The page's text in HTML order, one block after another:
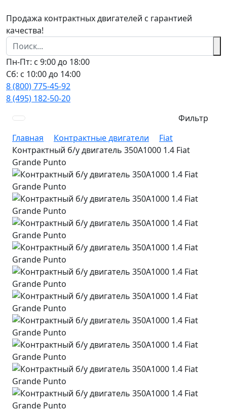
Продажа контрактных двигателей с гарантией
качества!
Пн-Пт: с 9:00 до 18:00
Сб: с 10:00 до 14:00
8 (800) 775-45-92
8 (495) 182-50-20
Фильтр
Главная
Контрактные двигатели
Fiat
Контрактный б/у двигатель 350А1000 1.4 Fiat
Grande Punto